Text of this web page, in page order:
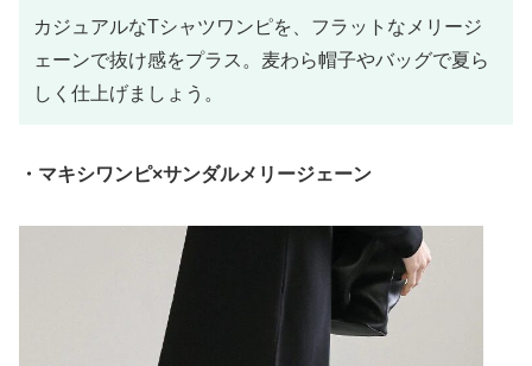
カジュアルなTシャツワンピを、フラットなメリージ
ェーンで抜け感をプラス。麦わら帽子やバッグで夏ら
しく仕上げましょう。
・マキシワンピ×サンダルメリージェーン